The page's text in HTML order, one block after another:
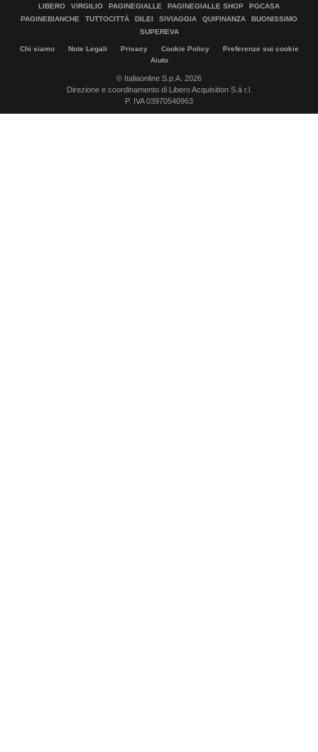
LIBERO VIRGILIO PAGINEGIALLE PAGINEGIALLE SHOP
PGCASA
PAGINEBIANCHE
TUTTOCITTÀ DILEI SIVIAGGIA QUIFINANZA
BUONISSIMO
SUPEREVA
Chi siamo Note Legali Privacy Cookie Policy
Preferenze sui cookie
Aiuto
© Italiaonline S.p.A. 2026
Direzione e coordinamento di Libero Acquisition S.á r.l.
P. IVA 03970540963